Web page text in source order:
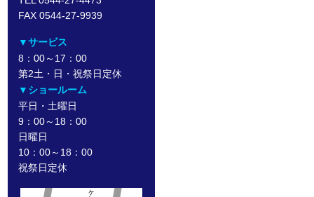
FAX 0544-27-9939
▼サービス
8：00～17：00
第2土・日・祝祭日定休
▼ショールーム
平日・土曜日
9：00～18：00
日曜日
10：00～18：00
祝祭日定休